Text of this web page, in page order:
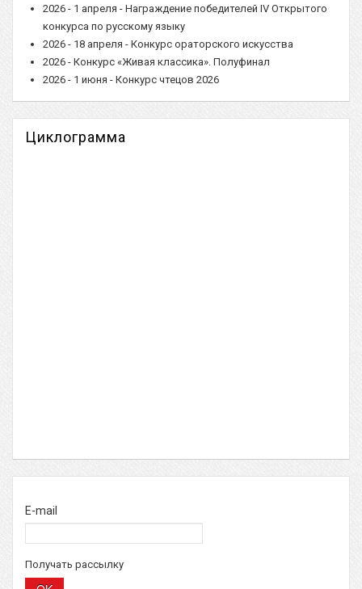
2026 - 1 апреля - Награждение победителей IV Открытого
конкурса по русскому языку
2026 - 18 апреля - Конкурс ораторского искусства
2026 - Конкурс «Живая классика». Полуфинал
2026 - 1 июня - Конкурс чтецов 2026
Циклограмма
E-mail
Получать рассылку